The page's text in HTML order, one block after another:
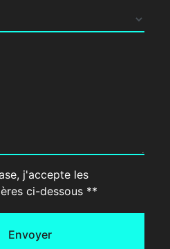
j'accepte les
ci-dessous **
Envoyer